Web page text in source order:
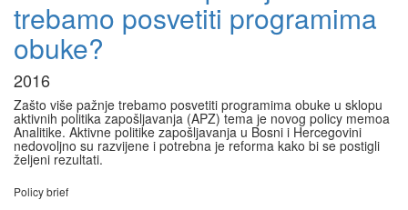
trebamo posvetiti programima
obuke?
2016
Zašto više pažnje trebamo posvetiti programima obuke u sklopu
aktivnih politika zapošljavanja (APZ) tema je novog policy memoa
Analitike. Aktivne politike zapošljavanja u Bosni i Hercegovini
nedovoljno su razvijene i potrebna je reforma kako bi se postigli
željeni rezultati.
Policy brief